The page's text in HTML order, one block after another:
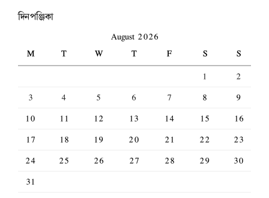
দিনপঞ্জিকা
August 2026
M
T W T F S
S
1
2
3
4 5 6 7 8
9
10
11 12 13 14 15
16
17
18 19 20 21 22
23
24
25 26 27 28 29
30
31